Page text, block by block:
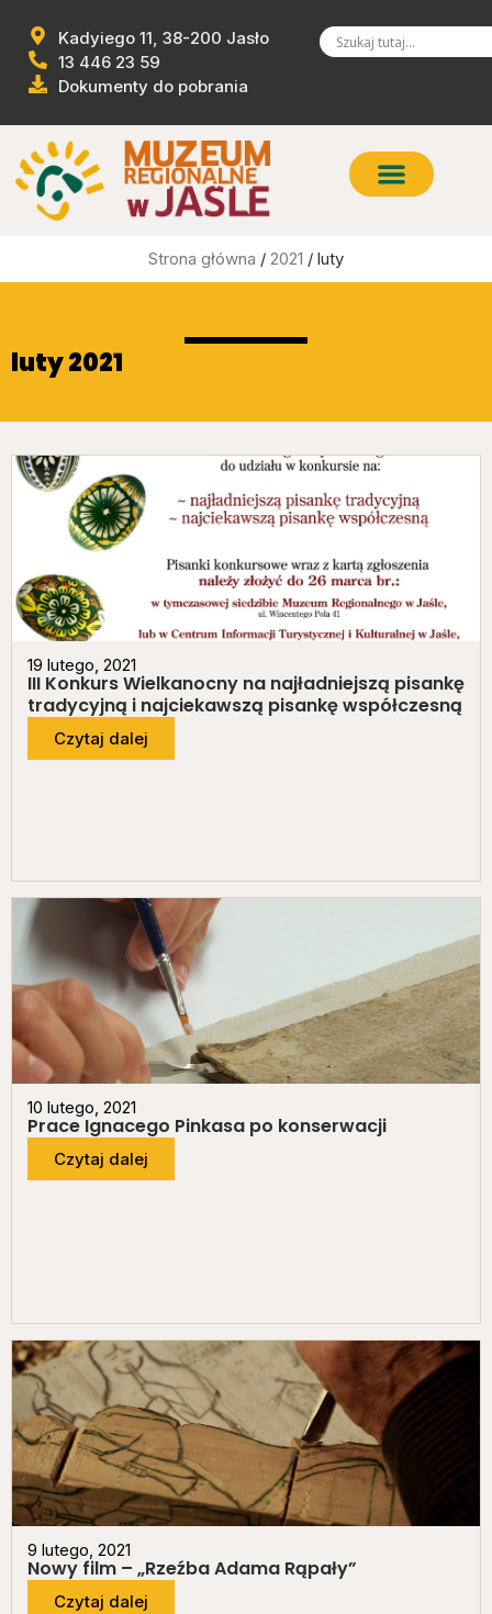
Kadyiego 11, 38-200 Jasło
13 446 23 59
Dokumenty do pobrania
Strona główna / 2021 / luty
luty 2021
19 lutego, 2021
III Konkurs Wielkanocny na najładniejszą pisankę
tradycyjną i najciekawszą pisankę współczesną
Czytaj dalej
10 lutego, 2021
Prace Ignacego Pinkasa po konserwacji
Czytaj dalej
9 lutego, 2021
Nowy film – „Rzeźba Adama Rąpały”
Czytaj dalej